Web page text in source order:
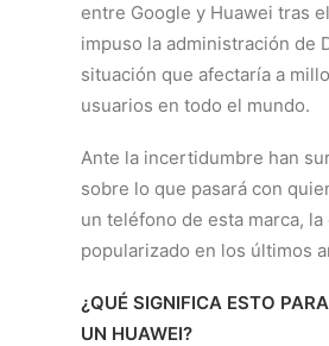
entre Google y Huawei tras
impuso la administración de
situación que afectaría a
usuarios en todo el mundo.
Ante la incertidumbre han
sobre lo que pasará con
un teléfono de esta marca, la
popularizado en los últimos
¿QUÉ SIGNIFICA ESTO
UN HUAWEI?